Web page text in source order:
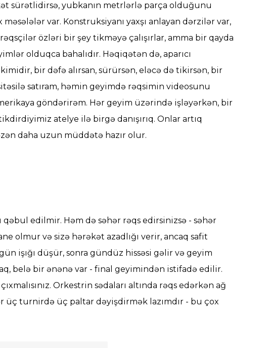
sürətlidirsə, yubkanın metrlərlə parça olduğunu
var. Konstruksiyanı yaxşı anlayan dərzilər var,
özləri bir şey tikməyə çalışırlar, amma bir qayda
olduqca bahalıdır. Həqiqətən də, aparıcı
bir dəfə alırsan, sürürsən, eləcə də tikirsən, bir
satıram, həmin geyimdə rəqsimin videosunu
göndərirəm. Hər geyim üzərində işləyərkən, bir
atelye ilə birgə danışırıq. Onlar artıq
daha uzun müddətə hazır olur.
edilmir. Həm də səhər rəqs edirsinizsə - səhər
olmur və sizə hərəkət azadlığı verir, ancaq safit
işığı düşür, sonra gündüz hissəsi gəlir və geyim
belə bir ənənə var - final geyimindən istifadə edilir.
Orkestrin sədaları altında rəqs edərkən ağ
üç turnirdə üç paltar dəyişdirmək lazımdır - bu çox